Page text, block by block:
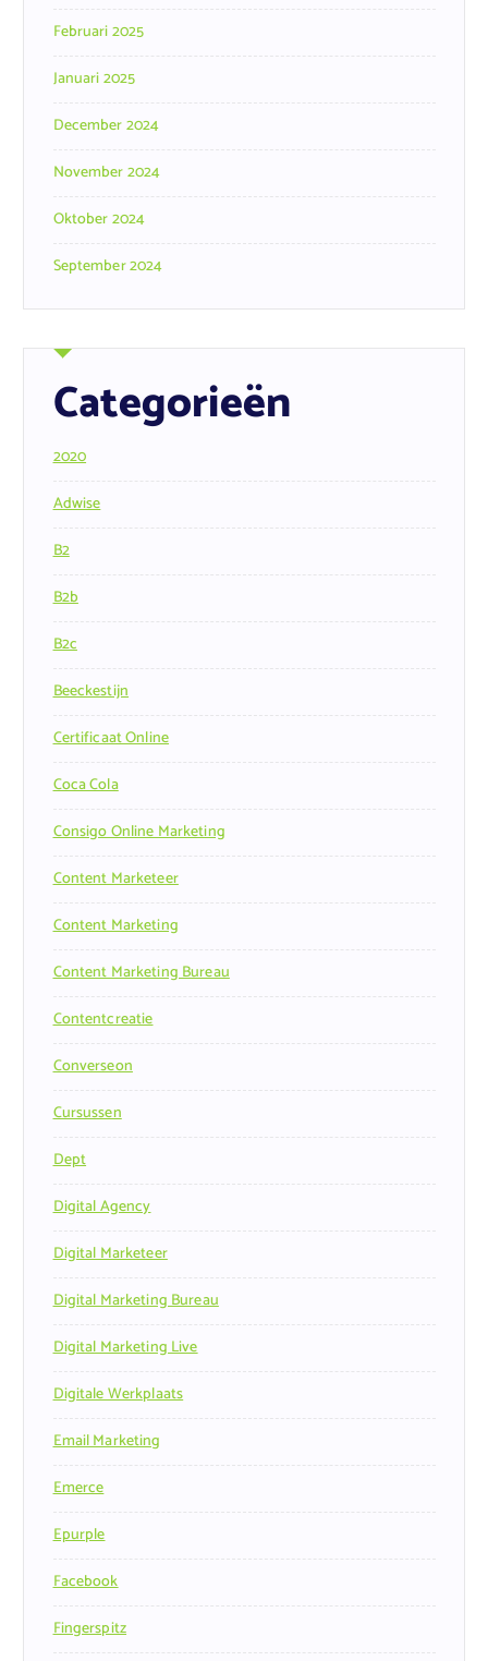
Februari 2025
Januari 2025
December 2024
November 2024
Oktober 2024
September 2024
Categorieën
2020
Adwise
B2
B2b
B2c
Beeckestijn
Certificaat Online
Coca Cola
Consigo Online Marketing
Content Marketeer
Content Marketing
Content Marketing Bureau
Contentcreatie
Converseon
Cursussen
Dept
Digital Agency
Digital Marketeer
Digital Marketing Bureau
Digital Marketing Live
Digitale Werkplaats
Email Marketing
Emerce
Epurple
Facebook
Fingerspitz